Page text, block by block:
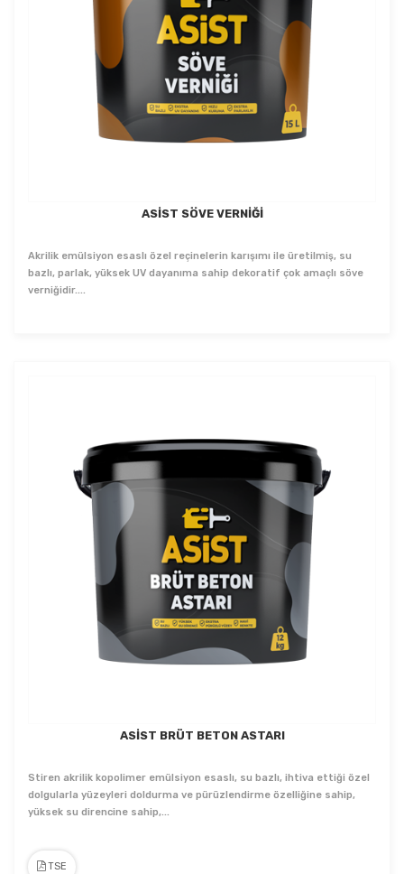
ASİST SÖVE VERNİĞİ
Akrilik emülsiyon esaslı özel reçinelerin karışımı ile üretilmiş, su
bazlı, parlak, yüksek UV dayanıma sahip dekoratif çok amaçlı söve
verniğidir....
ASİST BRÜT BETON ASTARI
Stiren akrilik kopolimer emülsiyon esaslı, su bazlı, ihtiva ettiği özel
dolgularla yüzeyleri doldurma ve pürüzlendirme özelliğine sahip,
yüksek su direncine sahip,...
TSE